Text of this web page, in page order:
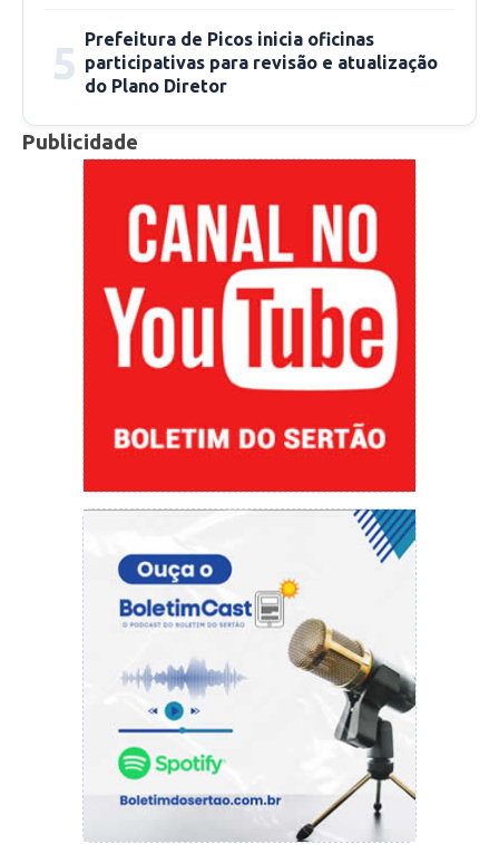
mobilizadoras: Telma Maia, mobilizadora do
resultado sistêmico étnico-racial, e Marsâmi
Said, mobilizadora de adolescentes.
5 Prefeitura de Picos inicia oficinas
participativas para revisão e atualização
do Plano Diretor
Publicidade